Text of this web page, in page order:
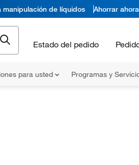
de líquidos Ahorrar ahora
Estado del pedido
para usted Programas y